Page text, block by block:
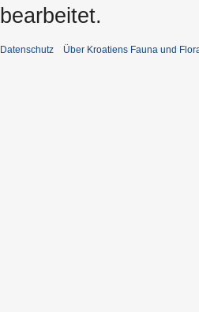
bearbeitet.
Datenschutz Über Kroatiens Fauna und